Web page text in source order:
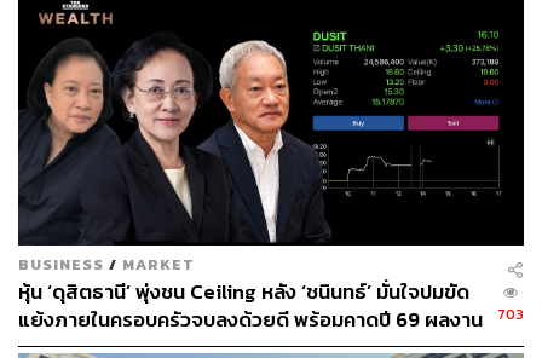
BUSINESS / MARKET
หุ้น ‘ดุสิตธานี’ พุ่งชน Ceiling หลัง ‘ชนินทธ์’ มั่นใจปมขัด
แย้งภายในครอบครัวจบลงด้วยดี พร้อมคาดปี 69 ผลงาน
พลิกมีกำไร-ล้างขาดทุนสะสมหมด
703